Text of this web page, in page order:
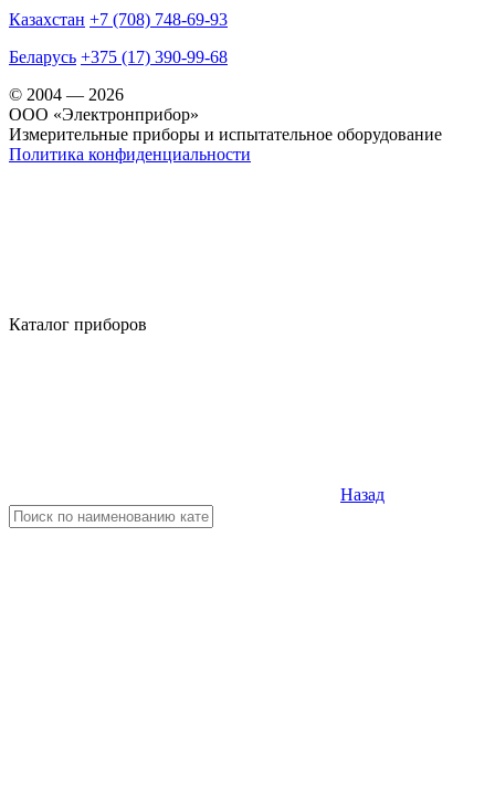
Казахстан +7 (708) 748-69-93
Беларусь +375 (17) 390-99-68
© 2004 — 2026
OOO «Электронприбор»
Измерительные приборы и испытательное оборудование
Политика конфиденциальности
Каталог приборов
Назад